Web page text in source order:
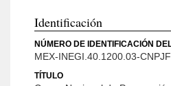
Identificación
NÚMERO DE IDENTIFICACIÓN
MEX-INEGI.40.1200.03-
TÍTULO